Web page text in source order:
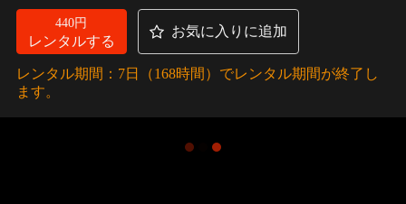
440円
レンタルする
お気に入りに追加
レンタル期間：7日（168時間）でレンタル期間が終了し
ます。